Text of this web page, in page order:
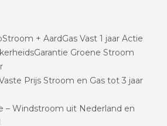
+ AardGas Vast 1 jaar Actie
Groene Stroom
Prijs Stroom en Gas tot 3 jaar
– Windstroom uit Nederland en